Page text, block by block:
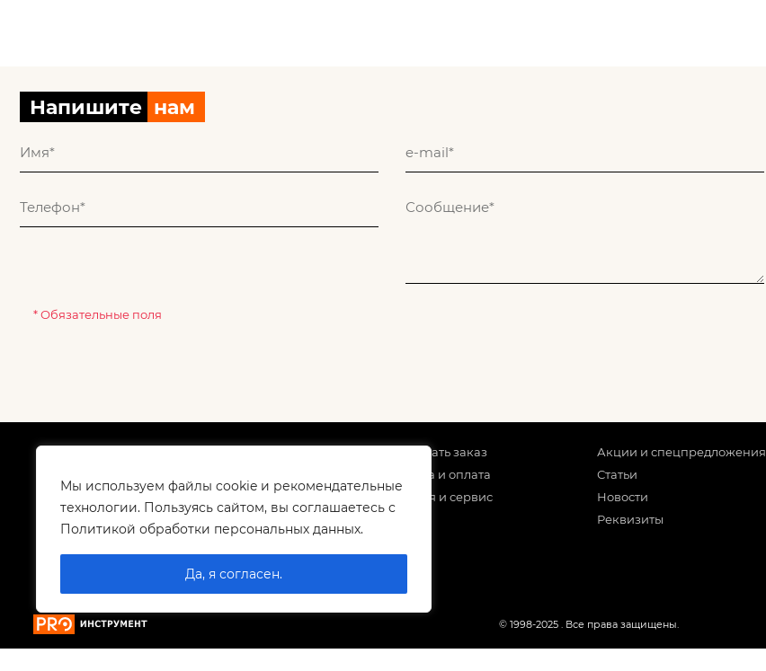
Мы используем файлы cookie и рекомендательные
технологии. Пользуясь сайтом, вы соглашаетесь с
Политикой обработки персональных данных.
Да, я согласен.
Напишите нам
* Обязательные поля
Корпоративным клиентам
Контакты
Как сделать заказ
Доставка и оплата
Гарантия и сервис
Акции и спецпредложения
Статьи
Новости
Реквизиты
© 1998-2025 . Все права защищены.